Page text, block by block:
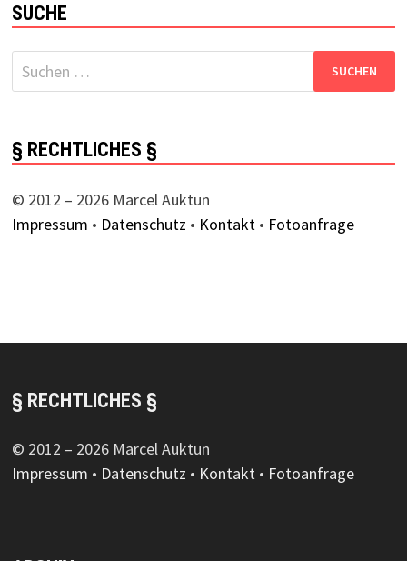
SUCHE
Suchen
nach:
§ RECHTLICHES §
© 2012 – 2026 Marcel Auktun
Impressum • Datenschutz • Kontakt• Fotoanfrage
§ RECHTLICHES §
© 2012 – 2026 Marcel Auktun
Impressum • Datenschutz • Kontakt• Fotoanfrage